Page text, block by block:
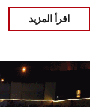
اقرأ المزيد